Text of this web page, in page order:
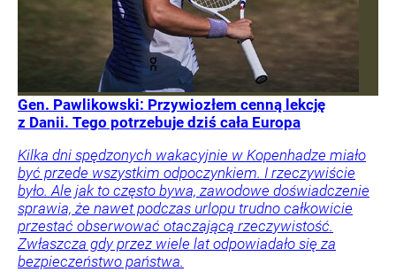
Gen. Pawlikowski: Przywiozłem cenną lekcję
z Danii. Tego potrzebuje dziś cała Europa
Kilka dni spędzonych wakacyjnie w Kopenhadze miało
być przede wszystkim odpoczynkiem. I rzeczywiście
było. Ale jak to często bywa, zawodowe doświadczenie
sprawia, że nawet podczas urlopu trudno całkowicie
przestać obserwować otaczającą rzeczywistość.
Zwłaszcza gdy przez wiele lat odpowiadało się za
bezpieczeństwo państwa.